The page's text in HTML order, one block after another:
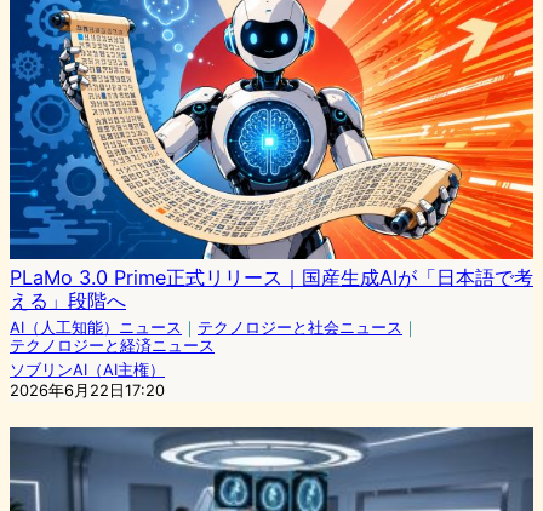
PLaMo 3.0 Prime正式リリース｜国産生成AIが「日本語で考
える」段階へ
AI（人工知能）ニュース ｜ テクノロジーと社会ニュース ｜
テクノロジーと経済ニュース
ソブリンAI（AI主権）
2026年6月22日17:20